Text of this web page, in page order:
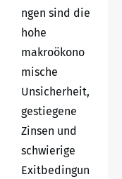
ngen sind die
hohe
makroökono
mische
Unsicherheit,
gestiegene
Zinsen und
schwierige
Exitbedingun